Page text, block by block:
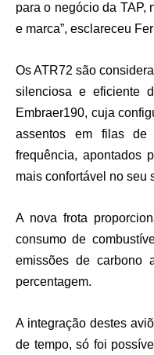
para o negócio da TAP,
e marca”, esclareceu
Os ATR72 são
silenciosa e eficiente
Embraer190, cuja
assentos em filas
frequência, apontados
mais confortável no seu
A nova frota
consumo de
emissões de carbono
percentagem.
A integração destes
de tempo, só foi